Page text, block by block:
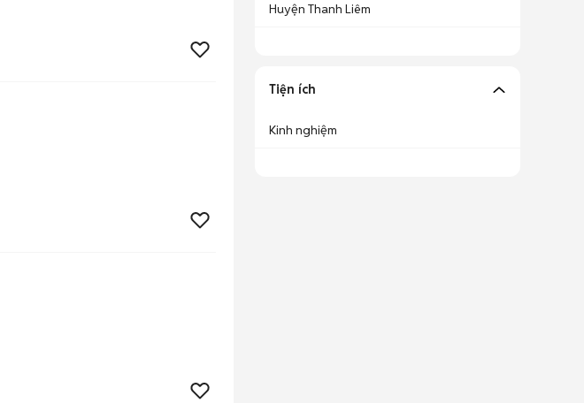
Huyện Thanh Liêm
Tiện ích
Kinh nghiệm